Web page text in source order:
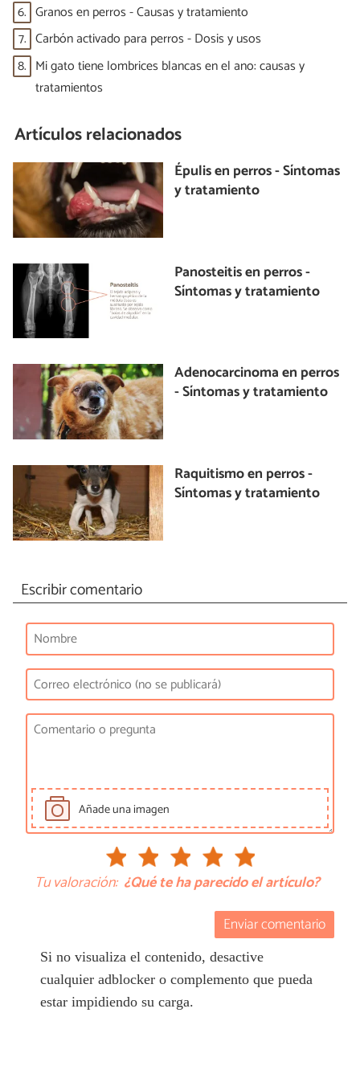
6. Granos en perros - Causas y tratamiento
7. Carbón activado para perros - Dosis y usos
8. Mi gato tiene lombrices blancas en el ano: causas y
tratamientos
Artículos relacionados
Épulis en perros - Síntomas
y tratamiento
Panosteitis en perros -
Síntomas y tratamiento
Adenocarcinoma en perros
- Síntomas y tratamiento
Raquitismo en perros -
Síntomas y tratamiento
Escribir comentario
Añade una imagen
Tu valoración: ¿Qué te ha parecido el artículo?
Enviar comentario
Si no visualiza el contenido, desactive
cualquier adblocker o complemento que pueda
estar impidiendo su carga.